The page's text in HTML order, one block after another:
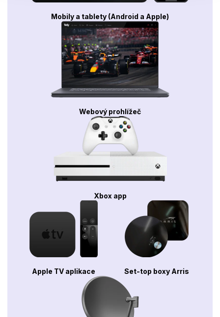
Mobily a tablety (Android a Apple)
Webový prohlížeč
Xbox app
Apple TV aplikace Set-top boxy Arris